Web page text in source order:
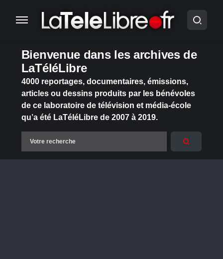
Bienvenue dans les archives de
LaTéléLibre
4000 reportages, documentaires, émissions,
articles ou dessins produits par les bénévoles
de ce laboratoire de télévision et média-école
qu’a été LaTéléLibre de 2007 à 2019.